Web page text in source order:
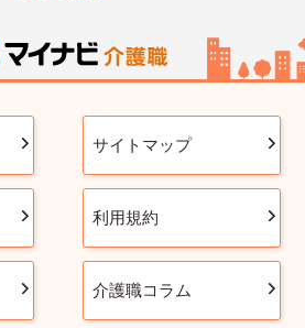
サイトマップ
利用規約
介護職コラム